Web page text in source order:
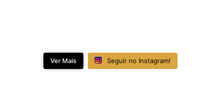
Ver Mais Seguir no Instagram!